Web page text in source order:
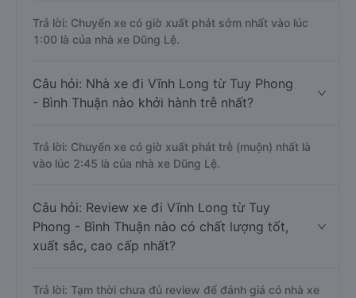
Trả lời: Chuyến xe có giờ xuất phát sớm nhất vào lúc
1:00 là của nhà xe Dũng Lệ.
Câu hỏi: Nhà xe đi Vĩnh Long từ Tuy Phong
- Bình Thuận nào khởi hành trễ nhất?
Trả lời: Chuyến xe có giờ xuất phát trễ (muộn) nhất là
vào lúc 2:45 là của nhà xe Dũng Lệ.
Câu hỏi: Review xe đi Vĩnh Long từ Tuy
Phong - Bình Thuận nào có chất lượng tốt,
xuất sắc, cao cấp nhất?
Trả lời: Tạm thời chưa đủ review để đánh giá có nhà xe